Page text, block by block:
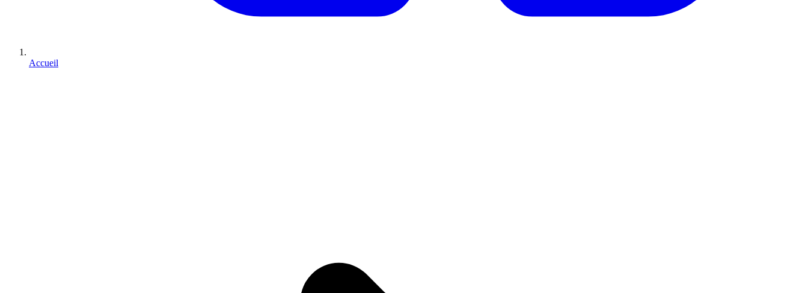
Accueil